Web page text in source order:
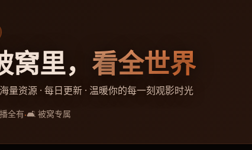
里， 看全世界
量资源 · 每日更新 · 温暖你的每一刻观影时光
全有·🛋️ 被窝专属